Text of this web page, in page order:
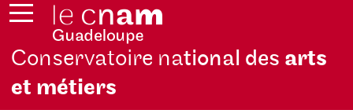
Conservatoire national des arts
et métiers